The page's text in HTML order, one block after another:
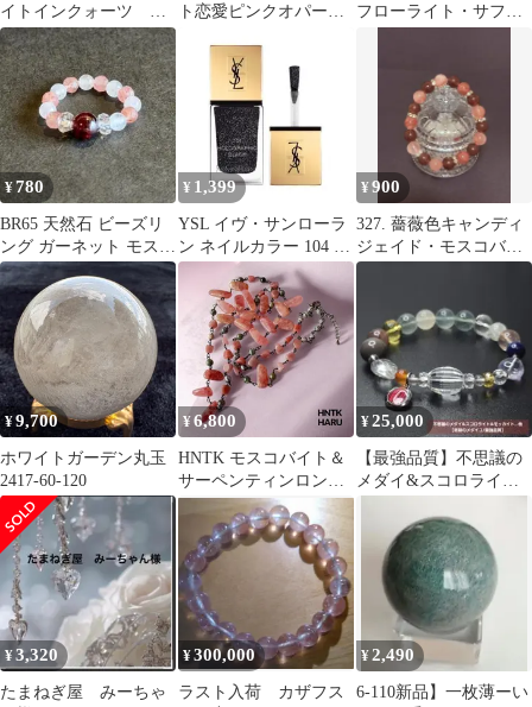
イトインクォーツ
10mm 天然石ブレスレ
ット
ト恋愛ピンクオパール
スレット16cm新品
フローライト・サファ
¥780
BR65 天然石 ビーズリ
ング ガーネット モスコ
バイト ローズクォーツ
オーラ
¥ 1,399
YSL イヴ・サンローラ
ン ネイルカラー 104 ホ
ログラフィックブラッ
¥900
327. 薔薇色キャンディ
ジェイド・モスコバイ
ト 天然石ブレスレット
¥9,700
ホワイトガーデン丸玉
2417-60-120
¥6,800
HNTK モスコバイト＆
サーペンティンロング
ネックレス N0824
¥25,000
【最強品質】不思議の
メダイ&スコロライト&
石ブレスレット
¥3,320
たまねぎ屋 みーちゃ
¥300,000
ラスト入荷 カザフス
¥2,490
6-110新品】一枚薄ーい